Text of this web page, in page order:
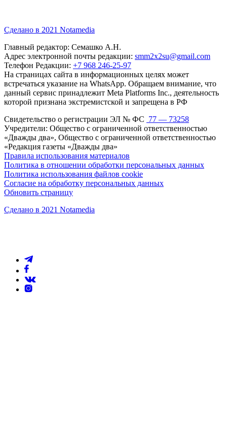
Сделано в 2021 Notamedia
Главный редактор: Семашко А.Н.
Адрес электронной почты редакции: smm2x2su@gmail.com
Телефон Редакции: +7 968 246-25-97
На страницах сайта в информационных целях может
встречаться указание на WhatsApp. Обращаем внимание, что
данный сервис принадлежит Meta Platforms Inc., деятельность
которой признана экстремистской и запрещена в РФ
Свидетельство о регистрации ЭЛ № ФС 77 — 73258
Учредители: Общество с ограниченной ответственностью
«Дважды два», Общество с ограниченной ответственностью
«Редакция газеты «Дважды два»
Правила использования материалов
Политика в отношении обработки персональных данных
Политика использования файлов cookie
Согласие на обработку персональных данных
Обновить страницу
Сделано в 2021 Notamedia